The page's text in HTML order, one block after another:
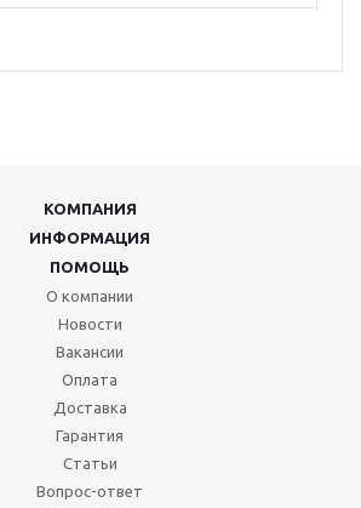
КОМПАНИЯ
ИНФОРМАЦИЯ
ПОМОЩЬ
О компании
Новости
Вакансии
Оплата
Доставка
Гарантия
Статьи
Вопрос-ответ